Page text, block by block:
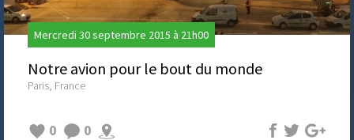
Mercredi 30 septembre 2015 à 21h00
Notre avion pour le bout du monde
Paris, France
0 0